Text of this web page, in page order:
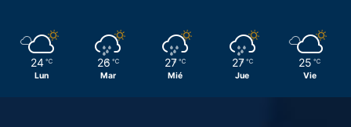
24 ℃
Lun
26 ℃
Mar
27 ℃
Mié
27 ℃
Jue
25 ℃
Vie